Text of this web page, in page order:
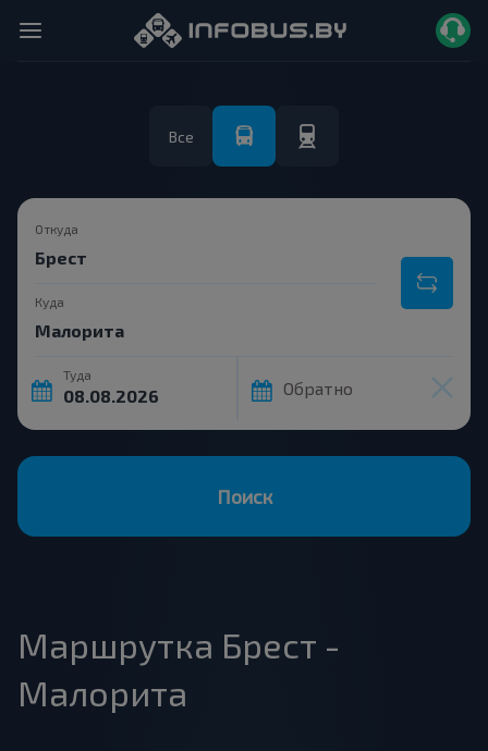
Все
Откуда
Куда
Туда
Обратно
Поиск
Маршрутка Брест -
Малорита